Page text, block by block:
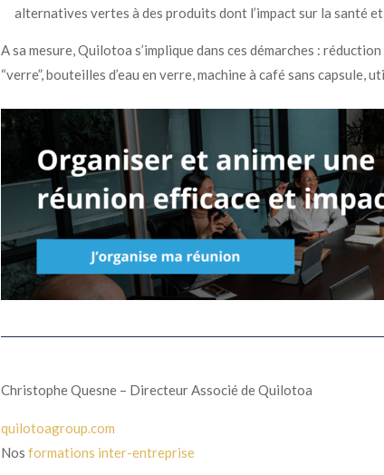
alternatives vertes à des produits dont l’impact sur la santé
A sa mesure, Quilotoa s’implique dans ces démarches :
“verre”, bouteilles d’eau en verre, machine à café sans capsule,
Christophe Quesne – Directeur Associé de Quilotoa
quilotoagroup.com
Nos formations inter-entreprise